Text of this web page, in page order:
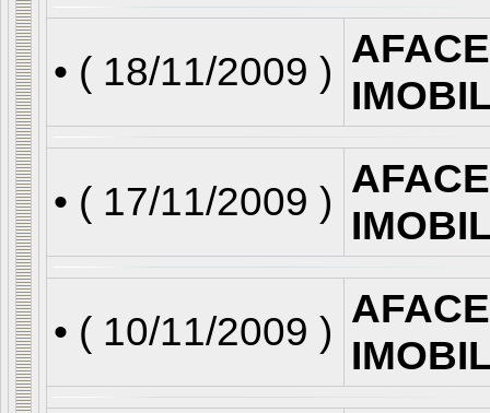
• ( 18/11/2009 )
• ( 17/11/2009 )
• ( 10/11/2009 )